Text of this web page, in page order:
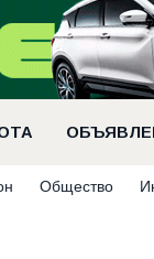
Общество